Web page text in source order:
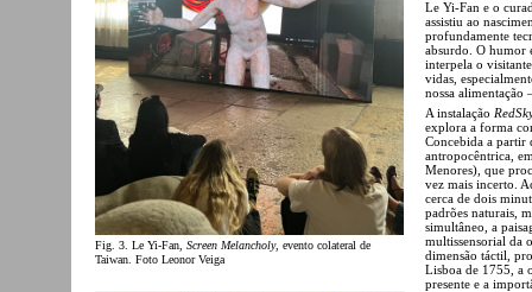
Fig. 3. Le Yi-Fan, Screen Melancholy, evento colateral de
Taiwan. Foto Leonor Veiga
Le Yi-Fan e o
assistiu ao
profundamente
absurdo. O humor
interpela o
vidas,
nossa
A instalação
explora a forma
Concebida a partir
antropocêntrica,
Menores), que
vez mais incerto.
cerca de dois
padrões naturais,
simultâneo, a
multissensorial da
dimensão táctil,
Lisboa de 1755, a
presente e a